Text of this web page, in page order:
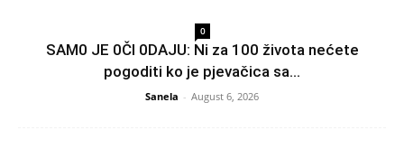
0
SAM0 JE 0Čl 0DAJU: Ni za 100 života nećete
pogoditi ko je pjevačica sa...
Sanela - August 6, 2026